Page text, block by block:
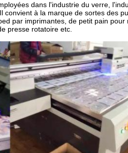
dans l'industrie du verre,
à la marque de sortes des
par imprimantes, de petit pain
presse rotatoire etc.